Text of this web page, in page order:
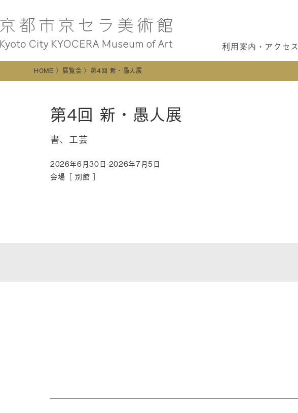
利用案内・アクセス
HOME 展覧会 第4回 新・愚人展
第4回 新・愚人展
書、工芸
2026年6月30日-2026年7月5日
会場［ 別館 ］